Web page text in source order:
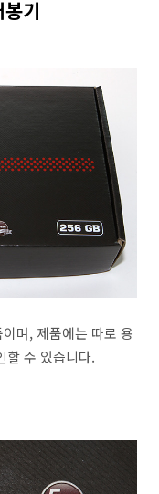
기
며, 제품에는 따로 용
할 수 있습니다.